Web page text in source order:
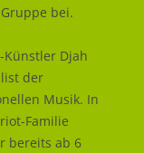
bei.
Künstler Djah
der
Musik. In
Familie
bereits ab 6